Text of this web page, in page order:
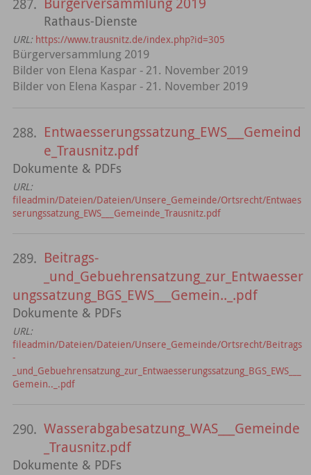
287.
Rathaus-Dienste
URL: https://www.trausnitz.de/index.php?id=305
Bürgerversammlung 2019
Bilder von Elena Kaspar - 21. November 2019
Bilder von Elena Kaspar - 21. November 2019
288. Entwaesserungssatzung_EWS___Gemeind
e_Trausnitz.pdf
Dokumente & PDFs
URL:
fileadmin/Dateien/Dateien/Unsere_Gemeinde/Ortsrecht/Entwaes
serungssatzung_EWS___Gemeinde_Trausnitz.pdf
289. Beitrags-
_und_Gebuehrensatzung_zur_Entwaesser
ungssatzung_BGS_EWS___Gemein.._.pdf
Dokumente & PDFs
URL:
fileadmin/Dateien/Dateien/Unsere_Gemeinde/Ortsrecht/Beitrags
-
_und_Gebuehrensatzung_zur_Entwaesserungssatzung_BGS_EWS___
Gemein.._.pdf
290. Wasserabgabesatzung_WAS___Gemeinde
_Trausnitz.pdf
Dokumente & PDFs